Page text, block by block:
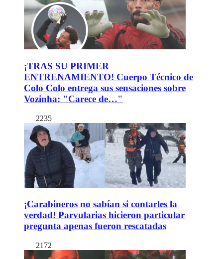
¡TRAS SU PRIMER
ENTRENAMIENTO! Cuerpo Técnico de
Colo Colo entrega sus sensaciones sobre
Vozinha: "Carece de…"
2235
¡Carabineros no sabían si contarles la
verdad! Parvularias hicieron particular
pregunta apenas fueron rescatadas
2172